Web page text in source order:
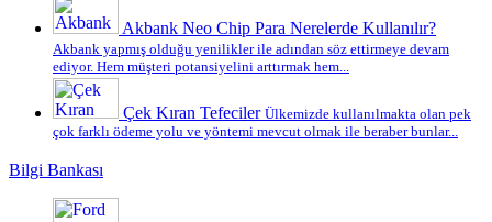
Akbank Neo Chip Para Nerelerde Kullanılır?
Akbank yapmış olduğu yenilikler ile adından söz ettirmeye devam
ediyor. Hem müşteri potansiyelini arttırmak hem...
Çek Kıran Tefeciler Ülkemizde kullanılmakta olan pek
çok farklı ödeme yolu ve yöntemi mevcut olmak ile beraber bunlar...
Bilgi Bankası